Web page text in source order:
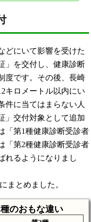
どにいて影響を受けた
」を交付し、健康診断
度です。その後、長崎
キロメートル以内にい
件に当てはまらない人
」交付対象として追加
「第1種健康診断受診者
「第2種健康診断受診者
れるようになりまし
まとめました。
のおもな違い